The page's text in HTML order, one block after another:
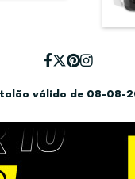
talão válido de 08-08-